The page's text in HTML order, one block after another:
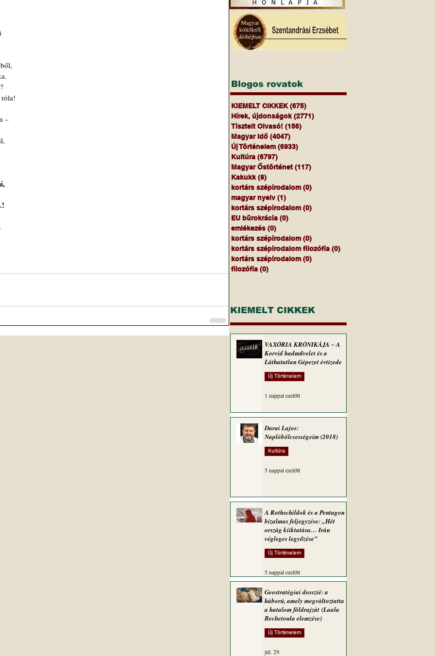
–
Blogos rovatok
KIEMELT CIKKEK (675)
Hírek, újdonságok (2771)
Tisztelt Olvasó! (156)
Magyar Idő (4047)
Új Történelem (6933)
Kultúra (6797)
Magyar Őstörténet (117)
Kakukk (8)
kortárs szépirodalom (0)
magyar nyelv (1)
kortárs szépirodalom (0)
EU bürokrácia (0)
emlékezés (0)
kortárs szépirodalom (0)
kortárs szépirodalom filozófia (0)
kortárs szépirodalom (0)
filozófia (0)
KIEMELT CIKKEK
VAXÓRIA KRÓNIKÁJA ‒ A
Korvid hadművelet és a
Láthatatlan Gépezet évtizede
Új Történelem
1 nappal ezelőtt
Darai Lajos:
Naplóbölcsességeim (2018)
Kultúra
5 nappal ezelőtt
A Rothschildok és a Pentagon
bizalmas feljegyzése: „Hét
ország kiiktatása… Irán
végleges legyőzése”
Új Történelem
5 nappal ezelőtt
Geostratégiai dosszié: a
háború, amely megváltoztatta
a hatalom földrajzát (Laala
Bechetoula elemzése)
Új Történelem
júl. 29.